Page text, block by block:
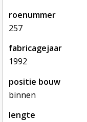
roenummer
257
fabricagejaar
1992
positie bouw
binnen
lengte